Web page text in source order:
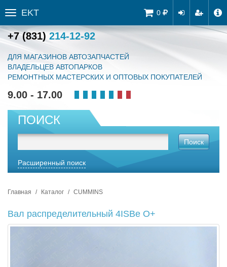
0
Toggle
sidebar
EKT
+7 (831) 214-12-92
ДЛЯ МАГАЗИНОВ АВТОЗАПЧАСТЕЙ
ВЛАДЕЛЬЦЕВ АВТОПАРКОВ
РЕМОНТНЫХ МАСТЕРСКИХ И ОПТОВЫХ ПОКУПАТЕЛЕЙ
9.00 - 17.00
ПОИСК
Поиск
Расширенный поиск
Главная Каталог CUMMINS
Вал распределительный 4ISBe O+